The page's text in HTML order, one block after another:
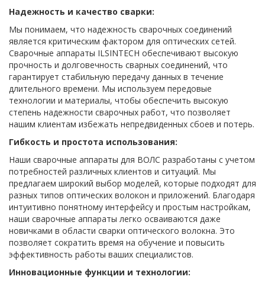
Надежность и качество сварки:
Мы понимаем, что надежность сварочных соединений
является критическим фактором для оптических сетей.
Сварочные аппараты ILSINTECH обеспечивают высокую
прочность и долговечность сварных соединений, что
гарантирует стабильную передачу данных в течение
длительного времени. Мы используем передовые
технологии и материалы, чтобы обеспечить высокую
степень надежности сварочных работ, что позволяет
нашим клиентам избежать непредвиденных сбоев и потерь.
Гибкость и простота использования:
Наши сварочные аппараты для ВОЛС разработаны с учетом
потребностей различных клиентов и ситуаций. Мы
предлагаем широкий выбор моделей, которые подходят для
разных типов оптических волокон и приложений. Благодаря
интуитивно понятному интерфейсу и простым настройкам,
наши сварочные аппараты легко осваиваются даже
новичками в области сварки оптического волокна. Это
позволяет сократить время на обучение и повысить
эффективность работы ваших специалистов.
Инновационные функции и технологии: